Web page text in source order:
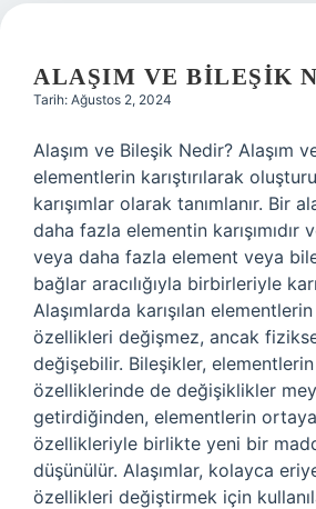
ALAŞIM VE BILEŞIK
Tarih: Ağustos 2, 2024
Alaşım ve Bileşik Nedir? Alaşım
elementlerin karıştırılarak
karışımlar olarak tanımlanır. Bir
daha fazla elementin karışımıdır
veya daha fazla element veya
bağlar aracılığıyla birbirleriyle
Alaşımlarda karışılan
özellikleri değişmez, ancak
değişebilir. Bileşikler,
özelliklerinde de değişiklikler
getirdiğinden, elementlerin
özellikleriyle birlikte yeni bir
düşünülür. Alaşımlar, kolayca
özellikleri değiştirmek için